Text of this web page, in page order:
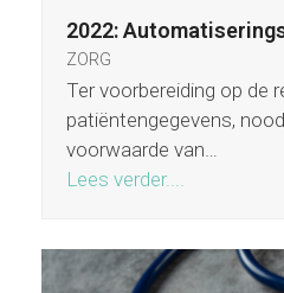
2022:
ZORG
Ter voorbereiding op de
patiëntengegevens,
voorwaarde van…
Lees verder....